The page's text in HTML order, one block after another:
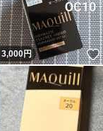
いいね！
3,000円